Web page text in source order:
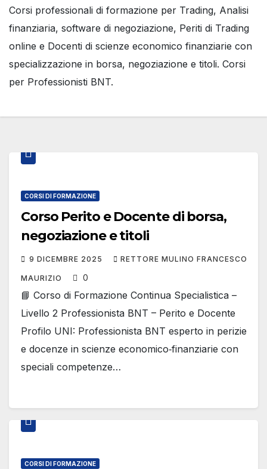
Corsi professionali di formazione per Trading, Analisi
finanziaria, software di negoziazione, Periti di Trading
online e Docenti di scienze economico finanziarie con
specializzazione in borsa, negoziazione e titoli. Corsi
per Professionisti BNT.
CORSI DI FORMAZIONE
Corso Perito e Docente di borsa,
negoziazione e titoli
9 DICEMBRE 2025 RETTORE MULINO FRANCESCO
MAURIZIO 0
📘 Corso di Formazione Continua Specialistica –
Livello 2 Professionista BNT – Perito e Docente
Profilo UNI: Professionista BNT esperto in perizie
e docenze in scienze economico‑finanziarie con
speciali competenze…
CORSI DI FORMAZIONE